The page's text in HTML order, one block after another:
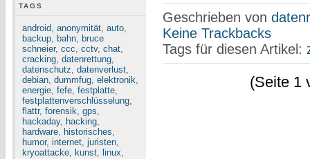
TAGS
android, anonymität, auto,
backup, bahn, bruce
schneier, ccc, cctv, chat,
cracking, datenrettung,
datenschutz, datenverlust,
debian, dummfug, elektronik,
energie, fefe, festplatte,
festplattenverschlüsselung,
flattr, forensik, gps,
hackaday, hacking,
hardware, historisches,
humor, internet, juristen,
kryoattacke, kunst, linux,
Geschrieben von
Keine Trackbacks
Tags für diesen Artikel:
(Seite 1